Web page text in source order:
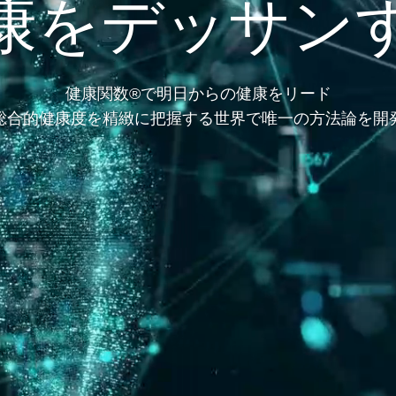
をデッサン
健康関数®で明日からの健康をリード
合的健康度を精緻に把握する世界で唯一の方法論を開